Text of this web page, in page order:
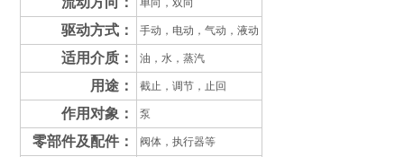
单向，双向
驱动方式： 手动，电动，气动，液动
适用介质： 油，水，蒸汽
用途： 截止，调节，止回
作用对象： 泵
零部件及配件： 阀体，执行器等